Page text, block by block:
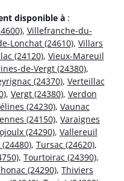
disponible à :
, Villefranche-du-
Lonchat (24610), Villars
(24120), Vieux-Mareuil
de-Vergt (24380),
(24370), Verteillac
, Vergt (24380), Verdon
(24230), Vaunac
(24150), Varaignes
(24290), Vallereuil
, Tursac (24620),
, Tourtoirac (24390),
(24290), Thiviers